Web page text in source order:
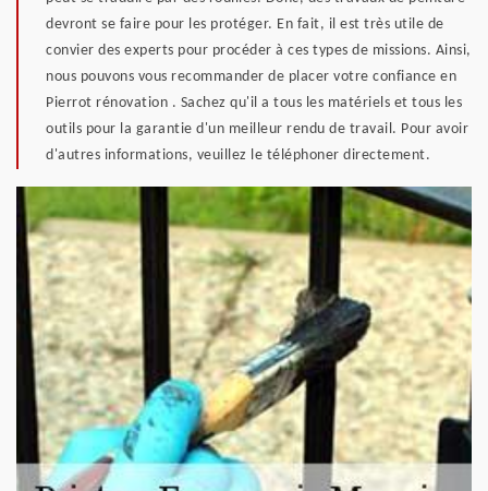
devront se faire pour les protéger. En fait, il est très utile de
convier des experts pour procéder à ces types de missions. Ainsi,
nous pouvons vous recommander de placer votre confiance en
Pierrot rénovation . Sachez qu'il a tous les matériels et tous les
outils pour la garantie d'un meilleur rendu de travail. Pour avoir
d'autres informations, veuillez le téléphoner directement.